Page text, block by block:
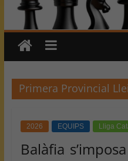
Primera Provincial
2026 EQUIPS Lliga
Balàfia